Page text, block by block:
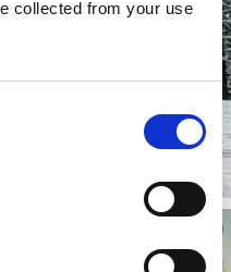
collected from your use